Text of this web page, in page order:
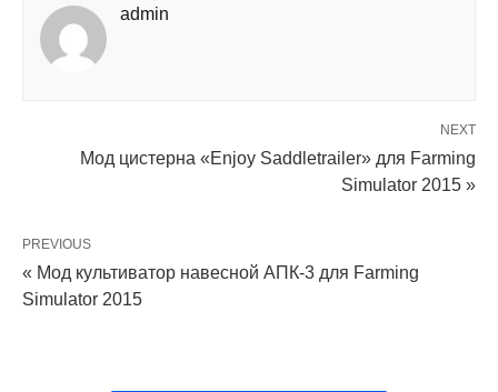
admin
NEXT
Мод цистерна «Enjoy Saddletrailer» для Farming
Simulator 2015 »
PREVIOUS
« Мод культиватор навесной АПК-3 для Farming
Simulator 2015